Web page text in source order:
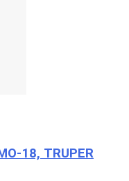
18, TRUPER